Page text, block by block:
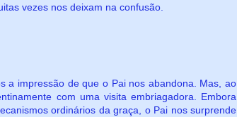
vezes nos deixam na confusão.
de que o Pai nos abandona. Mas, ao
com uma visita embriagadora. Embora
ordinários da graça, o Pai nos surprende